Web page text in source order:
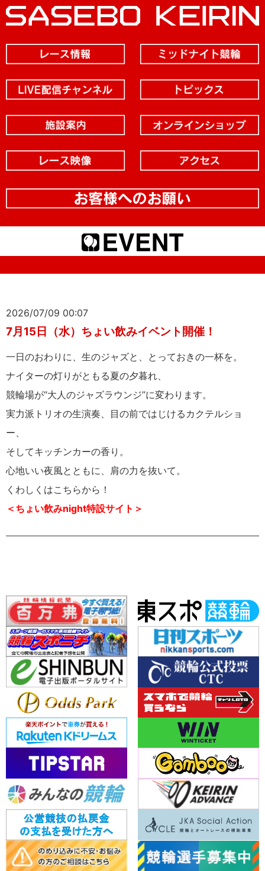
2026/07/09 00:07
7月15日（水）ちょい飲みイベント開催！
一日のおわりに、生のジャズと、とっておきの一杯を。
ナイターの灯りがともる夏の夕暮れ、
競輪場が“大人のジャズラウンジ”に変わります。
実力派トリオの生演奏、目の前ではじけるカクテルショ
ー、
そしてキッチンカーの香り。
心地いい夜風とともに、肩の力を抜いて。
くわしくはこちらから！
＜ちょい飲みnight特設サイト＞